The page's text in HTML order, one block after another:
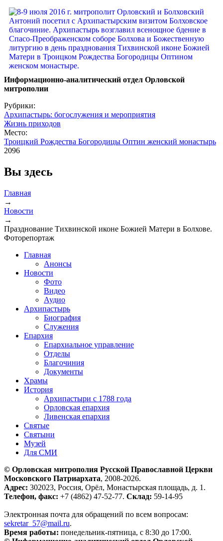
Информационно-аналитический отдел Орловской
митрополии
Рубрики:
Архипастырь: богослужения и мероприятия
Жизнь приходов
Место:
Троицкий Рождества Богородицы Оптин женский монастырь
2096
Вы здесь
Главная
→
Новости
→
Празднование Тихвинской иконе Божией Матери в Болхове.
Фоторепортаж
Главная
Анонсы
Новости
Фото
Видео
Аудио
Архипастырь
Биография
Служения
Епархия
Епархиальное управление
Отделы
Благочиния
Документы
Храмы
История
Архипастыри с 1788 года
Орловская епархия
Ливенская епархия
Святые
Святыни
Музей
Для СМИ
© Орловская митрополия Русской Православной Церкви
Московского Патриархата, 2008-2026.
Адрес: 302023, Россия, Орёл, Монастырская площадь, д. 1.
Телефон, факс: +7 (4862) 47-52-77. Склад: 59-14-95
Электронная почта для обращений по всем вопросам:
sekretar_57@mail.ru.
Время работы: понедельник-пятница, с 8:30 до 17:00.